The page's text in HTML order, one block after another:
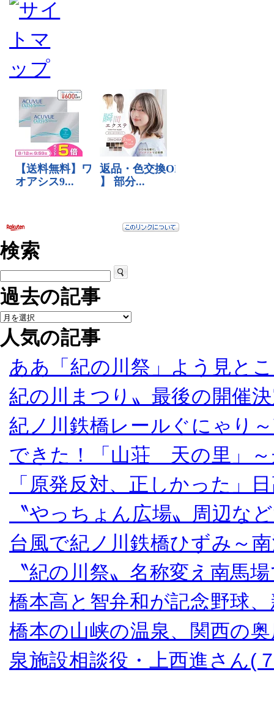
検索
過去の記事
人気の記事
ああ「紀の川祭」よう見と
紀の川まつり〟最後の開催
紀ノ川鉄橋レールぐにゃり
できた！「山荘 天の里」～
「原発反対、正しかった」
〝やっちょん広場〟周辺な
台風で紀ノ川鉄橋ひずみ～
〝紀の川祭〟名称変え南馬
橋本高と智弁和が記念野球
橋本の山峡の温泉、関西の
泉施設相談役・上西進さん(